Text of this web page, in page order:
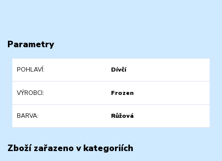
Parametry
POHLAVÍ Dívčí
VÝROBCI Frozen
BARVA Růžová
Zboží zařazeno v kategoriích